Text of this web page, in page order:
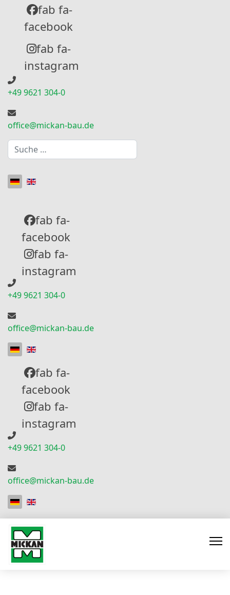
fab fa-
facebook
fab fa-
instagram
+49 9621 304-0
office@mickan-bau.de
Suchen
Sprache auswählen
fab fa-
facebook
fab fa-
instagram
+49 9621 304-0
office@mickan-bau.de
Sprache auswählen
fab fa-
facebook
fab fa-
instagram
+49 9621 304-0
office@mickan-bau.de
Sprache auswählen